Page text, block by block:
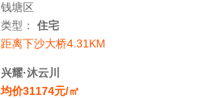
钱塘区
类型：住宅
距离下沙大桥4.31KM
兴耀·沐云川
均价31174元/㎡